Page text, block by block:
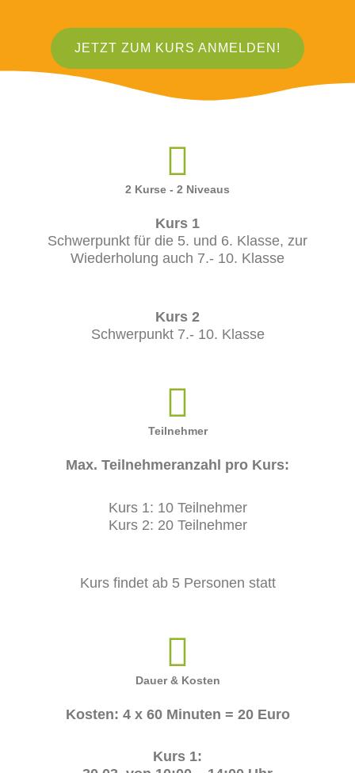
JETZT ZUM KURS ANMELDEN!
2 Kurse - 2 Niveaus
Kurs 1
Schwerpunkt für die 5. und 6. Klasse, zur
Wiederholung auch 7.- 10. Klasse
Kurs 2
Schwerpunkt 7.- 10. Klasse
Teilnehmer
Max. Teilnehmeranzahl pro Kurs:
Kurs 1: 10 Teilnehmer
Kurs 2: 20 Teilnehmer
Kurs findet ab 5 Personen statt
Dauer & Kosten
Kosten: 4 x 60 Minuten = 20 Euro
Kurs 1: